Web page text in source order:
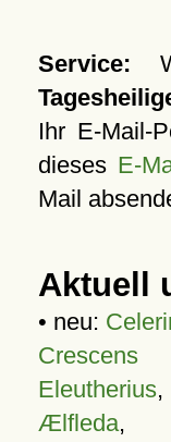
Service:
Ihr E-Mail-
dieses E-
Mail
Aktuell
• neu:
Crescens
Eleutherius,
Ælfleda,